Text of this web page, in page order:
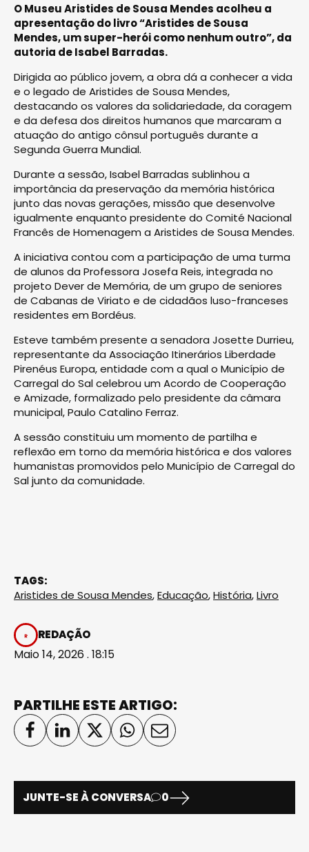
O Museu Aristides de Sousa Mendes acolheu a
apresentação do livro “Aristides de Sousa
Mendes, um super-herói como nenhum outro”, da
autoria de Isabel Barradas.
Dirigida ao público jovem, a obra dá a conhecer a vida
e o legado de Aristides de Sousa Mendes,
destacando os valores da solidariedade, da coragem
e da defesa dos direitos humanos que marcaram a
atuação do antigo cônsul português durante a
Segunda Guerra Mundial.
Durante a sessão, Isabel Barradas sublinhou a
importância da preservação da memória histórica
junto das novas gerações, missão que desenvolve
igualmente enquanto presidente do Comité Nacional
Francês de Homenagem a Aristides de Sousa Mendes.
A iniciativa contou com a participação de uma turma
de alunos da Professora Josefa Reis, integrada no
projeto Dever de Memória, de um grupo de seniores
de Cabanas de Viriato e de cidadãos luso-franceses
residentes em Bordéus.
Esteve também presente a senadora Josette Durrieu,
representante da Associação Itinerários Liberdade
Pirenéus Europa, entidade com a qual o Município de
Carregal do Sal celebrou um Acordo de Cooperação
e Amizade, formalizado pelo presidente da câmara
municipal, Paulo Catalino Ferraz.
A sessão constituiu um momento de partilha e
reflexão em torno da memória histórica e dos valores
humanistas promovidos pelo Município de Carregal do
Sal junto da comunidade.
TAGS:
Aristides de Sousa Mendes,Educação,História,Livro
REDAÇÃO
Maio 14, 2026 . 18:15
PARTILHE ESTE ARTIGO:
JUNTE-SE À CONVERSA 0